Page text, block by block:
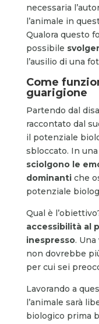
necessaria
l’animale in
Qualora questo
possibile
l’ausilio di una
Come
guarigione
Partendo dal
raccontato dal
il potenziale
sbloccato. In
sciolgono le
dominantiche
potenziale
Qual è
accessibilità al
inespresso.
non dovrebbe
per cui sei
Lavorando a
l’animale sarà
biologico prima